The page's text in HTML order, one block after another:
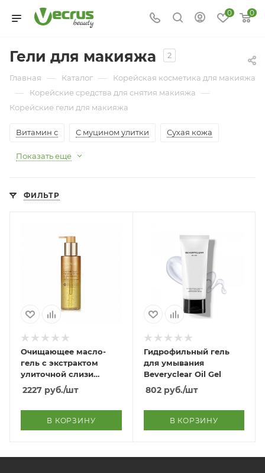
0 0
Гели для макияжа 2
Главная — Каталог — Корейская косметика для макияжа
— Корейские средства для снятия макияжа —
Корейские гели для макияжа
Витамин с С муцином улитки Сухая кожа
Показать еще
ФИЛЬТР
Очищающее масло-
гель с экстрактом
улиточной слизи
Intense Care Gold 24K
Snail Cleansing Oil Gel
2227 руб./шт
В КОРЗИНУ
Гидрофильный гель
для умывания
Beveryclear Oil Gel
802руб./шт
В КОРЗИНУ